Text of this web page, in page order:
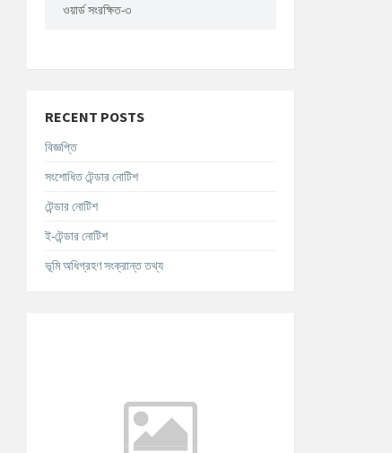
ওয়ার্ড সংরক্ষিত-৩
RECENT POSTS
বিজ্ঞপ্তি
সংশোধিত টেন্ডার নোটিশ
টেন্ডার নোটিশ
ই-টেন্ডার নোটিশ
ভূমি অধিগ্রহণ সংক্রান্ত তথ্য